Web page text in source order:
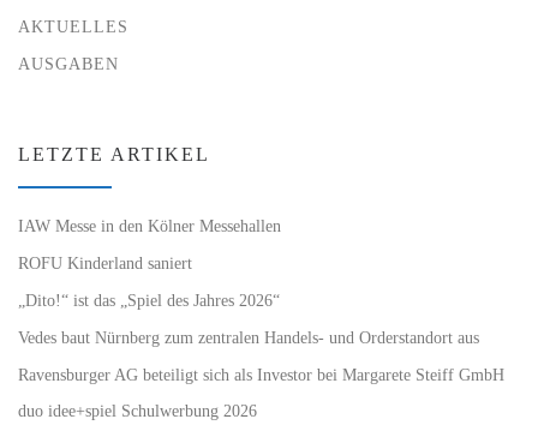
AKTUELLES
AUSGABEN
LETZTE ARTIKEL
IAW Messe in den Kölner Messehallen
ROFU Kinderland saniert
„Dito!“ ist das „Spiel des Jahres 2026“
Vedes baut Nürnberg zum zentralen Handels- und Orderstandort aus
Ravensburger AG beteiligt sich als Investor bei Margarete Steiff GmbH
duo idee+spiel Schulwerbung 2026